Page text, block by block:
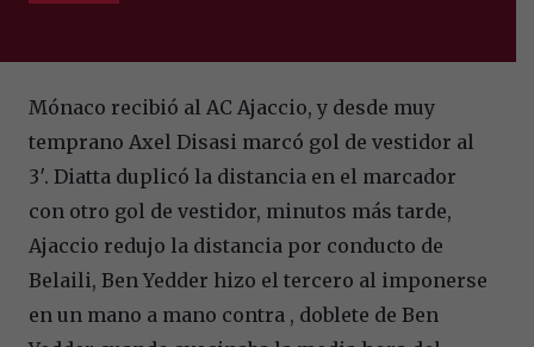
Mónaco recibió al AC Ajaccio, y desde muy
temprano Axel Disasi marcó gol de vestidor al
3′. Diatta duplicó la distancia en el marcador
con otro gol de vestidor, minutos más tarde,
Ajaccio redujo la distancia por conducto de
Belaili, Ben Yedder hizo el tercero al imponerse
en un mano a mano contra , doblete de Ben